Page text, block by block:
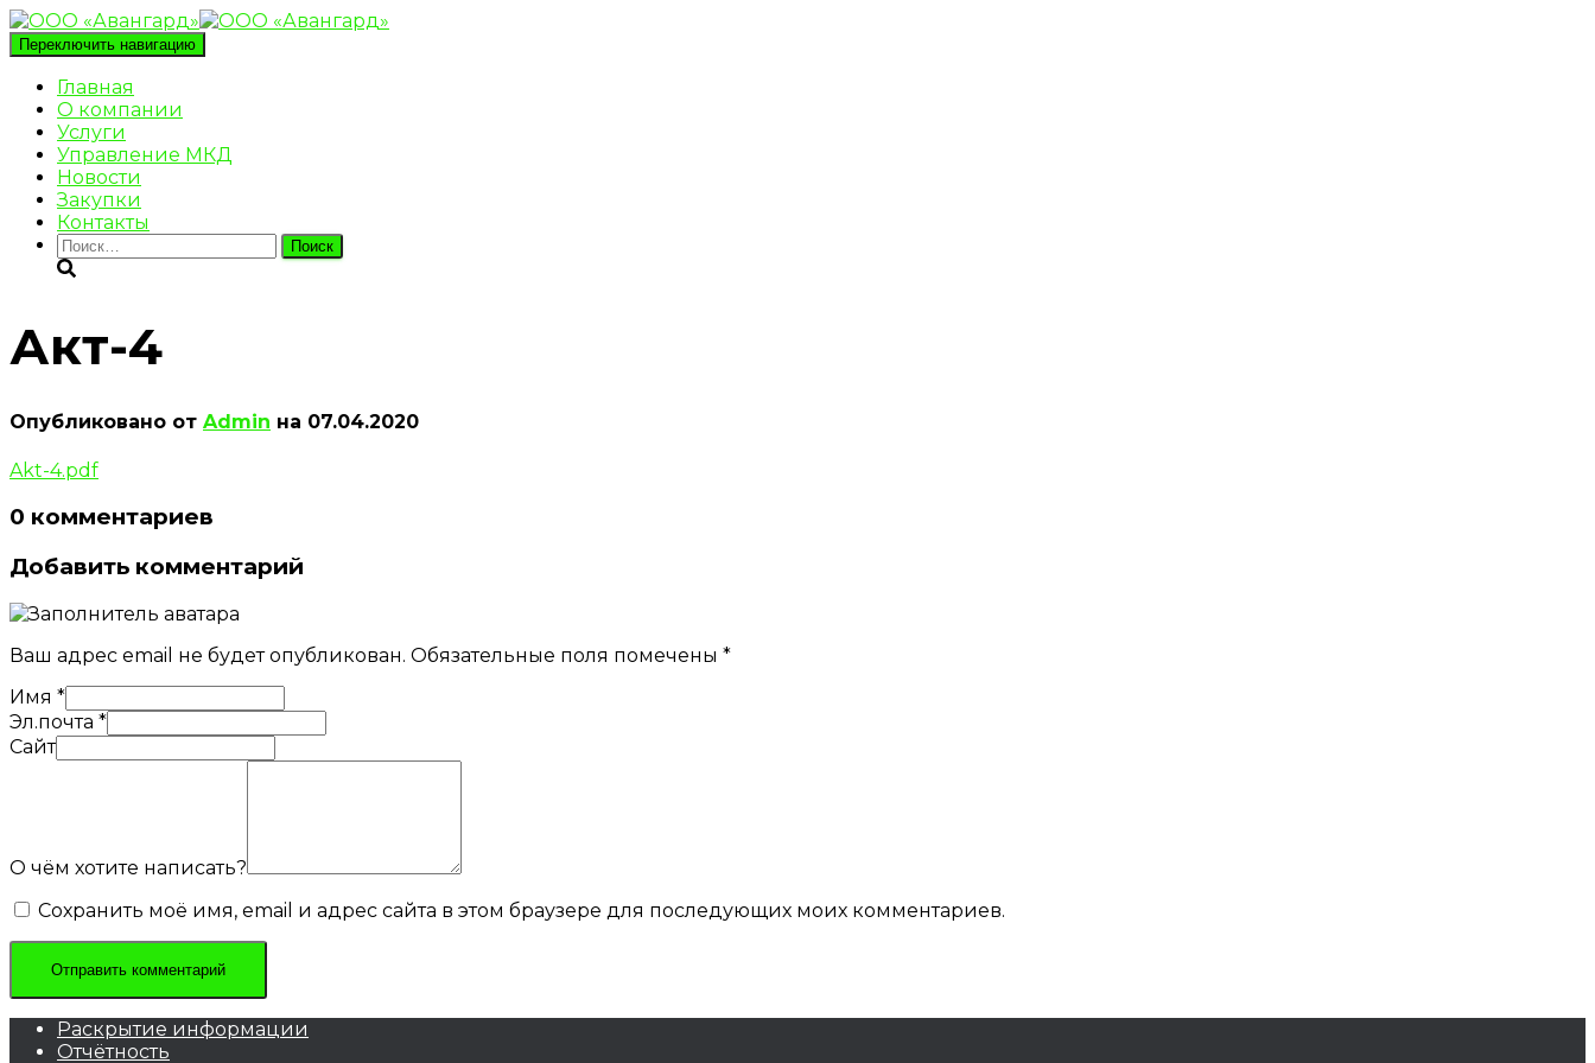
Переключить навигацию
Главная
О компании
Услуги
Управление МКД
Новости
Закупки
Контакты
Найти:
Акт-4
Опубликовано от Admin на 07.04.2020
Akt-4.pdf
0 комментариев
Добавить комментарий
Ваш адрес email не будет опубликован. Обязательные поля помечены *
Имя *
Эл.почта *
Сайт
О чём хотите написать?
Сохранить моё имя, email и адрес сайта в этом браузере для последующих моих комментариев.
Раскрытие информации
Отчётность